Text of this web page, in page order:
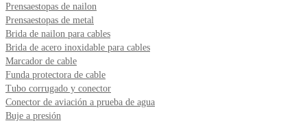
Prensaestopas de nailon
Prensaestopas de metal
Brida de nailon para cables
Brida de acero inoxidable para cables
Marcador de cable
Funda protectora de cable
Tubo corrugado y conector
Conector de aviación a prueba de agua
Buje a presión